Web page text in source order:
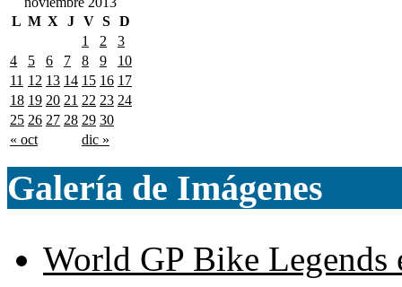
L M X J V S D
« oct dic »
1 2
3
4
5 6 7 8 9
10
11 12 13 14 15 16 17
18 19 20 21 22 23 24
25 26 27 28 29 30
Galería de Imágenes
World GP Bike Legends